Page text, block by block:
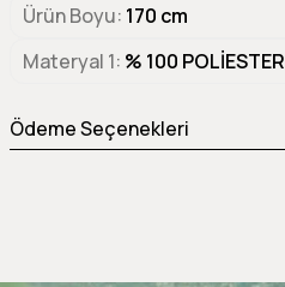
Ürün Boyu 170 cm
Materyal 1 % 100 POLİESTER
Ödeme Seçenekleri